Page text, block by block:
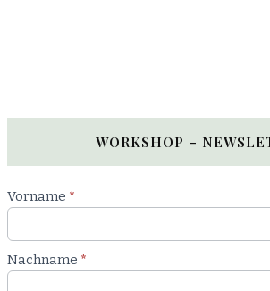
WORKSHOP –
Newsletter
Workshop
Vorname *
Nachname *